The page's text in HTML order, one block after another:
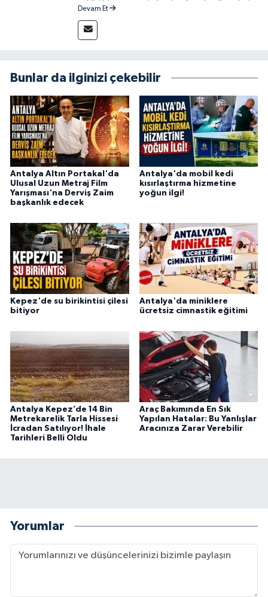
sahibi bir gazeteci olarak, güncel gelişmeleri
güvenilir ve tarafsız bilgilerle buluşturmayı
amaçlıyorum. Habercilik anlayışımda etik
alanlarda ürettiğim içeriklerle kamuoyuna
fayda sağla
Devam Et
Bunlar da ilginizi çekebilir
Antalya Altın Portakal'da
Ulusal Uzun Metraj Film
Yarışması'na Derviş Zaim
başkanlık edecek
Antalya'da mobil kedi
kısırlaştırma hizmetine
yoğun ilgi!
Kepez'de su birikintisi çilesi
bitiyor
Antalya'da miniklere
ücretsiz cimnastik eğitimi
Antalya Kepez’de 14 Bin
Metrekarelik Tarla Hissesi
İcradan Satılıyor! İhale
Tarihleri Belli Oldu
Araç Bakımında En Sık
Yapılan Hatalar: Bu Yanlışlar
Aracınıza Zarar Verebilir
Yorumlar